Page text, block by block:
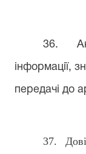
36.
інформації,
передачі до
37.